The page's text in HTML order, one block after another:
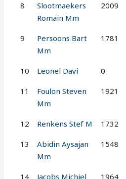
8
Slootmaekers
Romain Mm
2009
9
Persoons Bart
Mm
1781
10 Leonel Davi 0
11
Foulon Steven
Mm
1921
12 Renkens Stef M 1732
13
Abidin Aysajan
Mm
1548
14
Jacobs Michiel
1964